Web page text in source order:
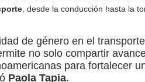
, desde la conducción hasta la
de género en el
no solo compartir
para fortalecer
Paola Tapia.